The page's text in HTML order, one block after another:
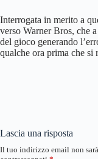
Interrogata in merito a
verso Warner Bros, che
del gioco generando
qualche ora prima che si
Lascia una risposta
Il tuo indirizzo email non